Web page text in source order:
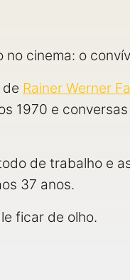
cinema: o
de Rainer Werner
1970 e
de trabalho e
37 anos.
ficar de olho.